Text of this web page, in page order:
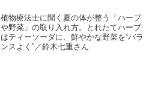
植物療法士に聞く夏の体が整う「ハーブ
や野菜」の取り入れ方。とれたてハーブ
はティーソーダに、鮮やかな野菜を“バラ
ンスよく”／鈴木七重さん